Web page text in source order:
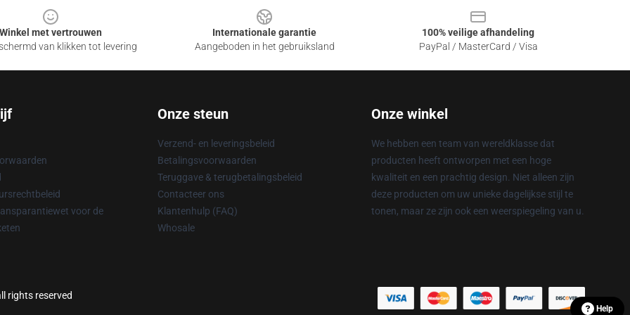
Winkel met vertrouwen
van klikken tot levering
Internationale garantie
Aangeboden in het gebruiksland
100% veilige afhandeling
PayPal / MasterCard / Visa
voor de
Onze steun
Verzend- en leveringsbeleid
Betalingsvoorwaarden
Teruggave & terugbetalingsbeleid
Contacteer ons
Klantenhulp (FAQ)
Whosale
Onze winkel
We hebben een team van wereldklasse dat
producten heeft ontworpen met een hoge
kwaliteit en een prachtig design. Niet alleen zijn
deze producten om uw unieke dagelijkse stijl te
tonen, maar ze zijn ook een weerspiegeling van u.
rights reserved
Help